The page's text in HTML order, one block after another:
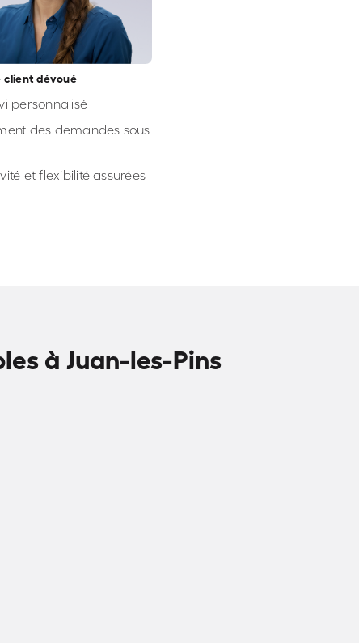
client dévoué
personnalisé
des demandes sous
et flexibilité assurées
à Juan-les-Pins